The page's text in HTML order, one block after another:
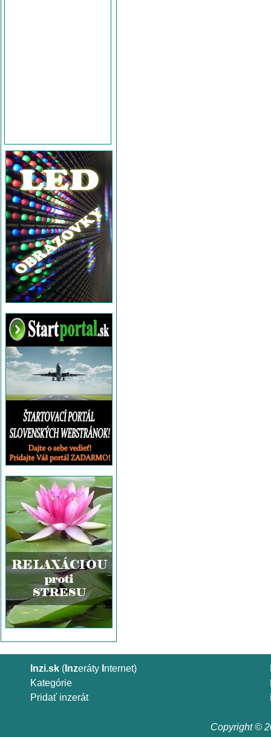
Inzi.sk ( Inzeráty nternet)
Kategórie
Pridať inzerát
Copyright ©